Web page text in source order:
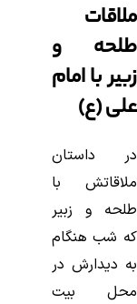
ملاقات
طلحه و
زبیر با امام
علی (ع)
در داستان
ملاقاتش با
طلحه و زبیر
كه شب هنگام
به دیدارش در
محل بیت